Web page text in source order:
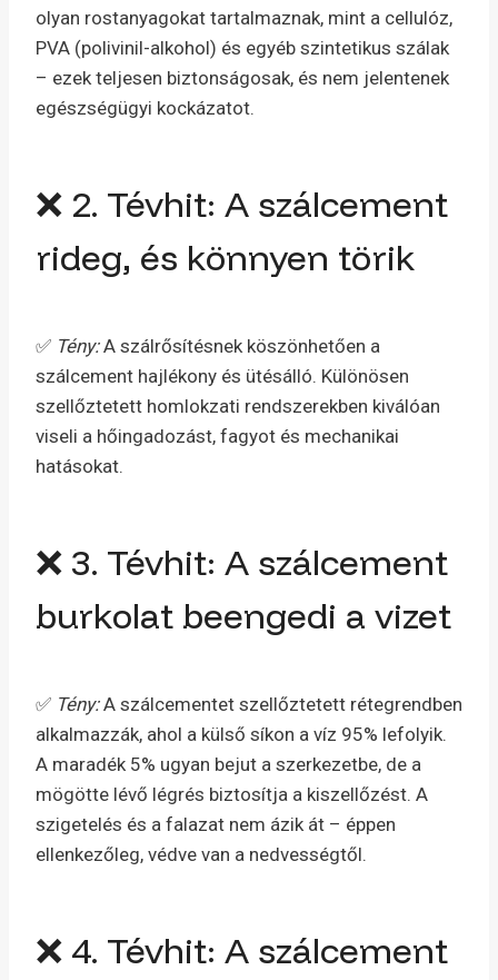
olyan rostanyagokat tartalmaznak, mint a cellulóz,
PVA (polivinil-alkohol) és egyéb szintetikus szálak
– ezek teljesen biztonságosak, és nem jelentenek
egészségügyi kockázatot.
❌ 2. Tévhit: A szálcement
rideg, és könnyen törik
✅ Tény:A szálrősítésnek köszönhetően a
szálcement hajlékony és ütésálló. Különösen
szellőztetett homlokzati rendszerekben kiválóan
viseli a hőingadozást, fagyot és mechanikai
hatásokat.
❌ 3. Tévhit: A szálcement
burkolat beengedi a vizet
✅ Tény:A szálcementet szellőztetett rétegrendben
alkalmazzák, ahol a külső síkon a víz 95% lefolyik.
A maradék 5% ugyan bejut a szerkezetbe, de a
mögötte lévő légrés biztosítja a kiszellőzést. A
szigetelés és a falazat nem ázik át – éppen
ellenkezőleg, védve van a nedvességtől.
❌ 4. Tévhit: A szálcement